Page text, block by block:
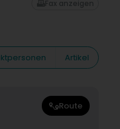
Fax anzeigen
Artikel
Route